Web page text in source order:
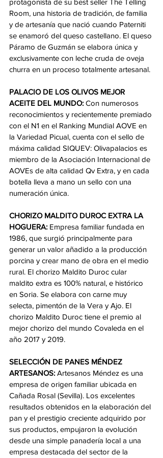
protagonista de su best seller The Telling
Room, una historia de tradición, de familia
y de artesanía que nació cuando Paterniti
se enamoró del queso castellano. El queso
Páramo de Guzmán se elabora única y
exclusivamente con leche cruda de oveja
churra en un proceso totalmente artesanal.
PALACIO DE LOS OLIVOS MEJOR
ACEITE DEL MUNDO: Con numerosos
reconocimientos y recientemente premiado
con el N1 en el Ranking Mundial AOVE en
la Variedad Picual, cuenta con el sello de
máxima calidad SIQUEV: Olivapalacios es
miembro de la Asociación Internacional de
AOVEs de alta calidad Qv Extra, y en cada
botella lleva a mano un sello con una
numeración única.
CHORIZO MALDITO DUROC EXTRA LA
HOGUERA: Empresa familiar fundada en
1986, que surgió principalmente para
generar un valor añadido a la producción
porcina y crear mano de obra en el medio
rural. El chorizo Maldito Duroc cular
maldito extra es 100% natural, e histórico
en Soria. Se elabora con carne muy
selecta, pimentón de la Vera y Ajo. El
chorizo Maldito Duroc tiene el premio al
mejor chorizo del mundo Covaleda en el
año 2017 y 2019.
SELECCIÓN DE PANES MÉNDEZ
ARTESANOS: Artesanos Méndez es una
empresa de origen familiar ubicada en
Cañada Rosal (Sevilla). Los excelentes
resultados obtenidos en la elaboración del
pan y el prestigio creciente adquirido por
sus productos, empujaron la evolución
desde una simple panadería local a una
empresa destacada del sector de la